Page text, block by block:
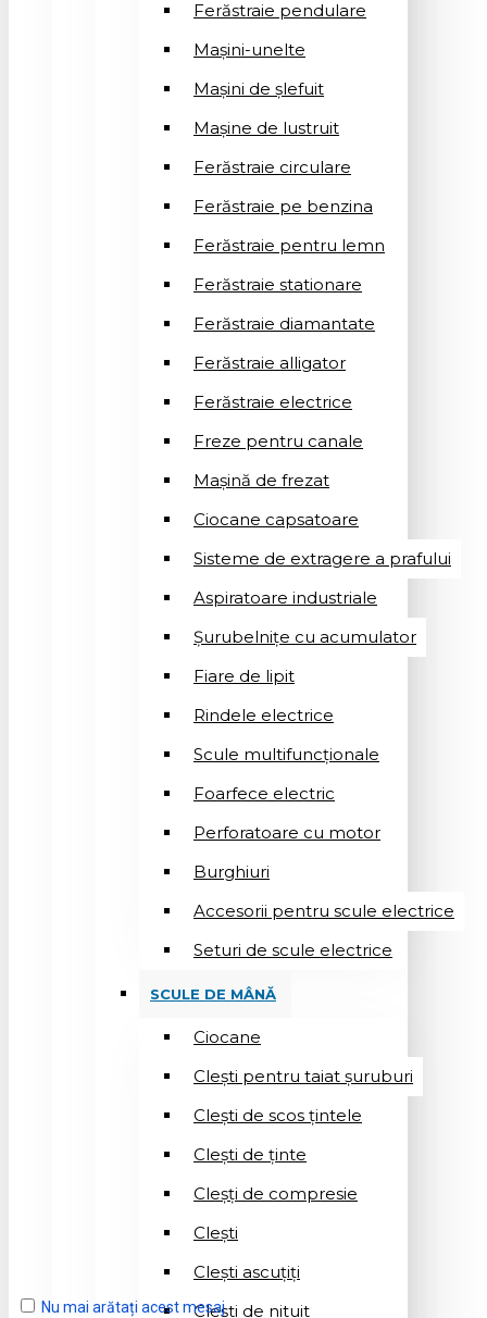
Ferăstraie pendulare
Mașini-unelte
Mașini de șlefuit
Mașinе de lustruit
Ferăstraie circulare
Ferăstraie pe benzina
Ferăstraie pentru lemn
Ferăstraie stationare
Ferăstraie diamantate
Ferăstraie alligator
Ferăstraie electrice
Freze pentru canale
Mașină de frezat
Ciocane capsatoare
Sisteme de extragere a prafului
Aspiratoare industriale
Șurubelnițe cu acumulator
Fiare de lipit
Rindele electrice
Scule multifuncționale
Foarfece electric
Perforatoare cu motor
Burghiuri
Accesorii pentru scule electrice
Seturi de scule electrice
SCULE DE MÂNĂ
Ciocane
Cleşti pentru taiat șuruburi
Clești de scos țintele
Clești de ținte
Cleșți de compresie
Cleşti
Clești ascuțiți
Cleşti de nituit
Nu mai arătați acest mesaj